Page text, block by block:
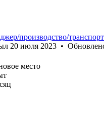
производство/
20 июля 2023 •
место